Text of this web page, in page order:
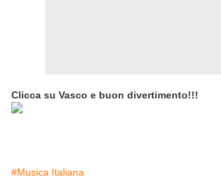
Clicca su Vasco e buon divertimento!!!
#Musica Italiana